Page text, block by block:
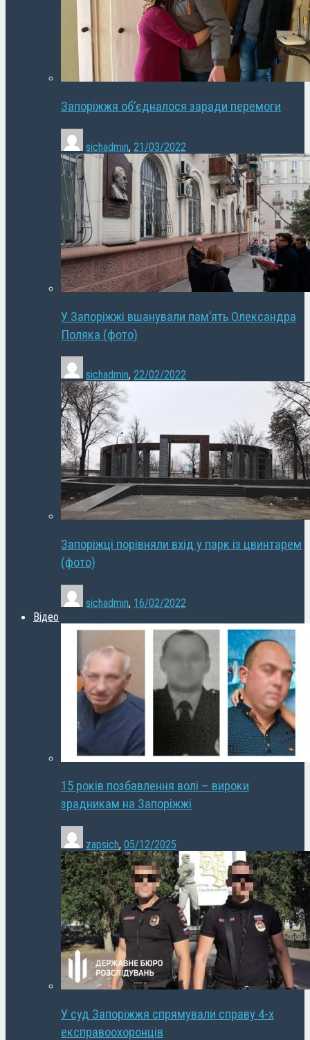
Запоріжжя об’єдналося заради перемоги
sichadmin, 21/03/2022
У Запоріжжі вшанували пам’ять Олександра
Поляка (фото)
sichadmin, 22/02/2022
Запоріжці порівняли вхід у парк із цвинтарем
(фото)
sichadmin, 16/02/2022
Відео
15 років позбавлення волі – вироки
зрадникам на Запоріжжі
zapsich, 05/12/2025
У суд Запоріжжя спрямували справу 4-х
експравоохоронців